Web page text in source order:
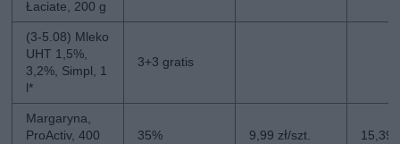
Łaciate, 200 g
(3-5.08) Mleko
UHT 1,5%,
3,2%, Simpl, 1
l*
3+3 gratis
Margaryna,
ProActiv, 400
35% 9,99 zł/szt. 15,39